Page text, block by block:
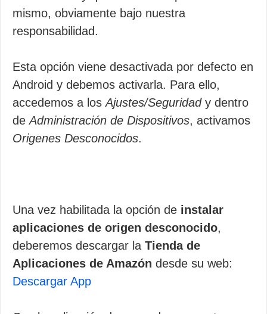
mismo, obviamente bajo nuestra
responsabilidad.
Esta opción viene desactivada por defecto en
Android y debemos activarla. Para ello,
accedemos a losAjustes/Seguridady dentro
deAdministración de Dispositivos, activamos
Origenes Desconocidos.
Una vez habilitada la opción de instalar
aplicaciones de origen desconocido,
deberemos descargar la Tienda de
Aplicaciones de Amazón desde su web:
Descargar App